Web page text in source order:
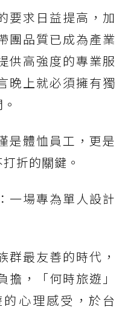
要求日益提高，加
團品質已成為產業
供高強度的專業服
晚上就必須擁有獨
是體恤員工，更是
折的關鍵。
一場專為單人設計
群最友善的時代，
，「何時旅遊」
心理感受，於台